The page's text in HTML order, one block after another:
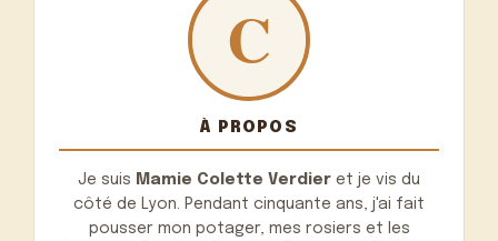
À PROPOS
Je suis Mamie Colette Verdier et je vis du
côté de Lyon. Pendant cinquante ans, j'ai fait
pousser mon potager, mes rosiers et les